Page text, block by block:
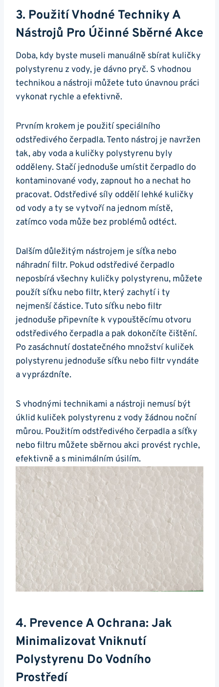
3. Použití Vhodné Techniky A
Nástrojů Pro Účinné Sběrné Akce
Doba, kdy byste museli manuálně sbírat kuličky
polystyrenu z vody, je dávno pryč. S vhodnou
technikou a nástroji můžete tuto únavnou práci
vykonat rychle a efektivně.
Prvním krokem je použití speciálního
odstředivého čerpadla. Tento nástroj je navržen
tak, aby voda a kuličky polystyrenu byly
odděleny. Stačí jednoduše umístit čerpadlo do
kontaminované vody, zapnout ho a nechat ho
pracovat. Odstředivé síly oddělí lehké kuličky
od vody a ty se vytvoří na jednom místě,
zatímco voda může bez problémů odtéct.
Dalším důležitým nástrojem je síťka nebo
náhradní filtr. Pokud odstředivé čerpadlo
neposbírá všechny kuličky polystyrenu, můžete
použít síťku nebo filtr, který zachytí i ty
nejmenší částice. Tuto síťku nebo filtr
jednoduše připevníte k vypouštěcímu otvoru
odstředivého čerpadla a pak dokončíte čištění.
Po zasáchnutí dostatečného množství kuliček
polystyrenu jednoduše síťku nebo filtr vyndáte
a vyprázdníte.
S vhodnými technikami a nástroji nemusí být
úklid kuliček polystyrenu z vody žádnou noční
můrou. Použitím odstředivého čerpadla a síťky
nebo filtru můžete sběrnou akci provést rychle,
efektivně a s minimálním úsilím.
4. Prevence A Ochrana: Jak
Minimalizovat Vniknutí
Polystyrenu Do Vodního
Prostředí